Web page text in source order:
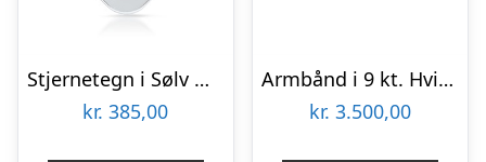
Stjernetegn i Sølv med Stenbukken – Mulighed for gravering
kr. 385,00
Armbånd i 9 kt. Hvidguld med Hjerte 16 cm – Mulighed for gravering
kr. 3.500,00